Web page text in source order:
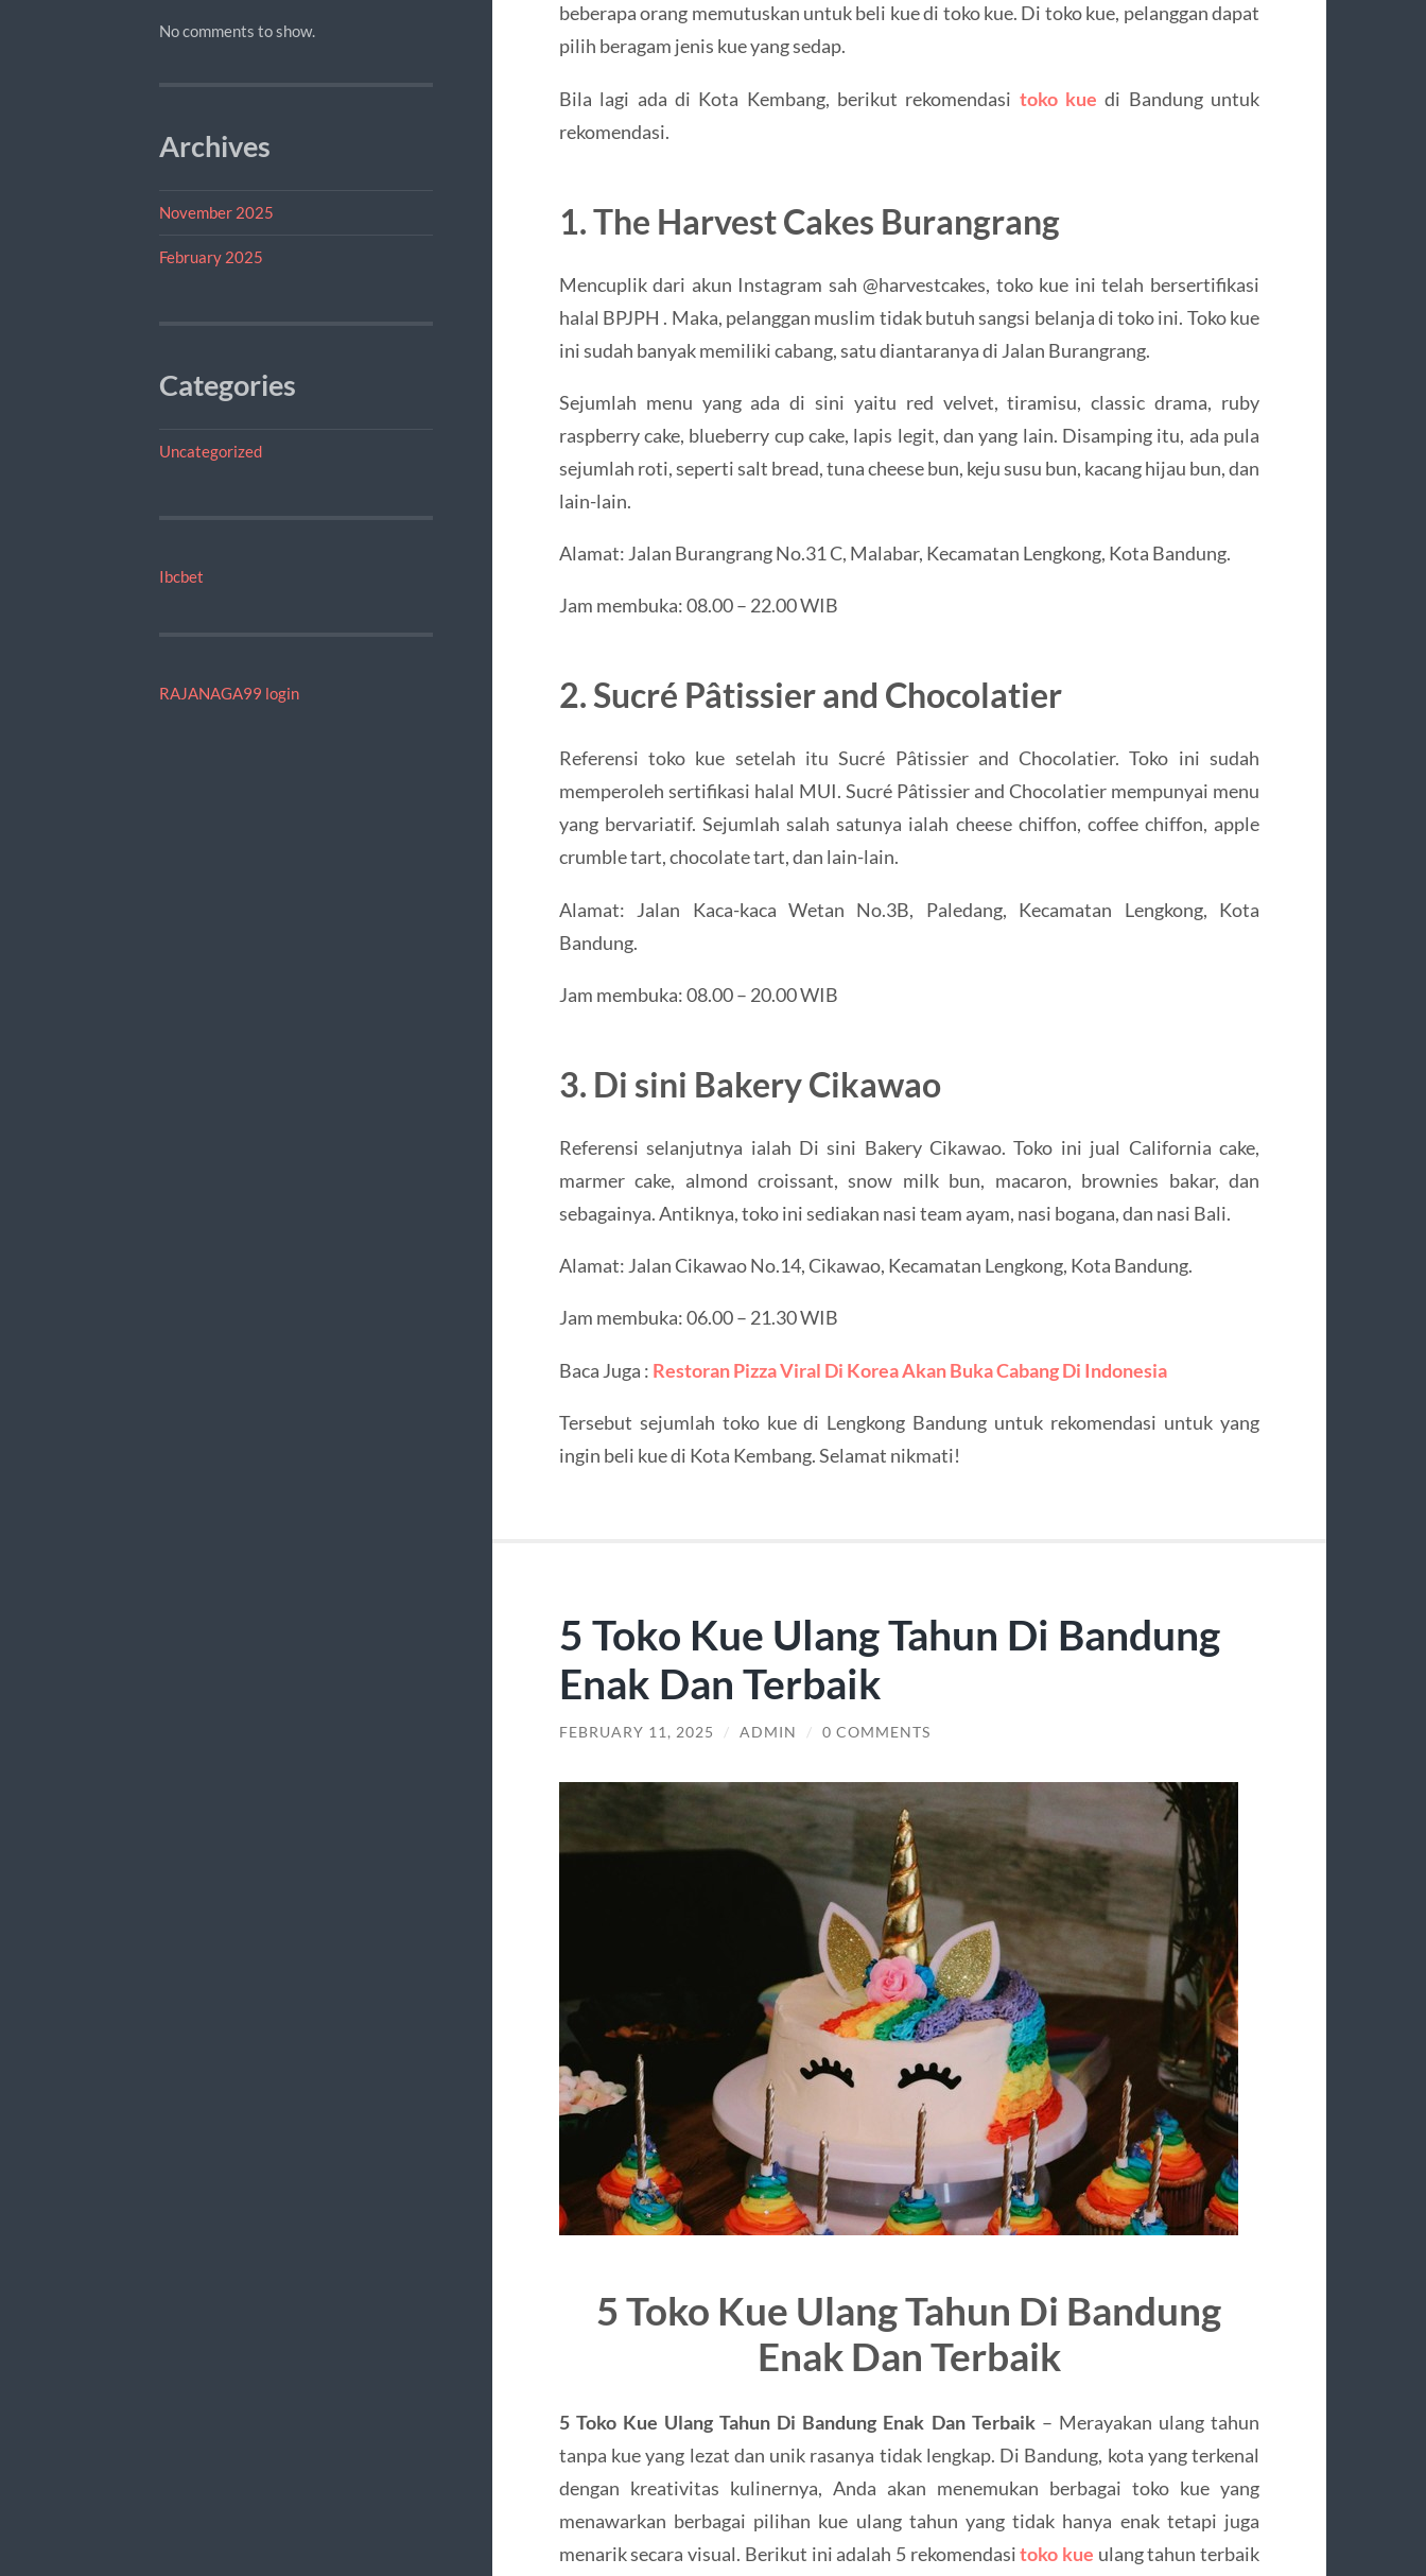
No comments to show.
Archives
November 2025
February 2025
Categories
Uncategorized
Ibcbet
RAJANAGA99 login
beberapa orang memutuskan untuk beli kue di toko kue. Di toko kue, pelanggan dapat
pilih beragam jenis kue yang sedap.
Bila lagi ada di Kota Kembang, berikut rekomendasi toko kue di Bandung untuk
rekomendasi.
1. The Harvest Cakes Burangrang
Mencuplik dari akun Instagram sah @harvestcakes, toko kue ini telah bersertifikasi
halal BPJPH . Maka, pelanggan muslim tidak butuh sangsi belanja di toko ini. Toko kue
ini sudah banyak memiliki cabang, satu diantaranya di Jalan Burangrang.
Sejumlah menu yang ada di sini yaitu red velvet, tiramisu, classic drama, ruby
raspberry cake, blueberry cup cake, lapis legit, dan yang lain. Disamping itu, ada pula
sejumlah roti, seperti salt bread, tuna cheese bun, keju susu bun, kacang hijau bun, dan
lain-lain.
Alamat: Jalan Burangrang No.31 C, Malabar, Kecamatan Lengkong, Kota Bandung.
Jam membuka: 08.00 – 22.00 WIB
2. Sucré Pâtissier and Chocolatier
Referensi toko kue setelah itu Sucré Pâtissier and Chocolatier. Toko ini sudah
memperoleh sertifikasi halal MUI. Sucré Pâtissier and Chocolatier mempunyai menu
yang bervariatif. Sejumlah salah satunya ialah cheese chiffon, coffee chiffon, apple
crumble tart, chocolate tart, dan lain-lain.
Alamat: Jalan Kaca-kaca Wetan No.3B, Paledang, Kecamatan Lengkong, Kota
Bandung.
Jam membuka: 08.00 – 20.00 WIB
3. Di sini Bakery Cikawao
Referensi selanjutnya ialah Di sini Bakery Cikawao. Toko ini jual California cake,
marmer cake, almond croissant, snow milk bun, macaron, brownies bakar, dan
sebagainya. Antiknya, toko ini sediakan nasi team ayam, nasi bogana, dan nasi Bali.
Alamat: Jalan Cikawao No.14, Cikawao, Kecamatan Lengkong, Kota Bandung.
Jam membuka: 06.00 – 21.30 WIB
Baca Juga : Restoran Pizza Viral Di Korea Akan Buka Cabang Di Indonesia
Tersebut sejumlah toko kue di Lengkong Bandung untuk rekomendasi untuk yang
ingin beli kue di Kota Kembang. Selamat nikmati!
5 Toko Kue Ulang Tahun Di Bandung
Enak Dan Terbaik
FEBRUARY 11, 2025 / ADMIN / 0 COMMENTS
5 Toko Kue Ulang Tahun Di Bandung
Enak Dan Terbaik
5 Toko Kue Ulang Tahun Di Bandung Enak Dan Terbaik– Merayakan ulang tahun
tanpa kue yang lezat dan unik rasanya tidak lengkap. Di Bandung, kota yang terkenal
dengan kreativitas kulinernya, Anda akan menemukan berbagai toko kue yang
menawarkan berbagai pilihan kue ulang tahun yang tidak hanya enak tetapi juga
menarik secara visual. Berikut ini adalah 5 rekomendasitoko kue ulang tahun terbaik